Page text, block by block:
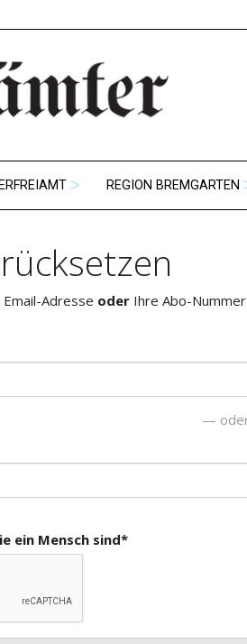
REGION BREMGARTEN